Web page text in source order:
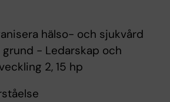
hälso- och sjukvård
- Ledarskap och
2, 15 hp